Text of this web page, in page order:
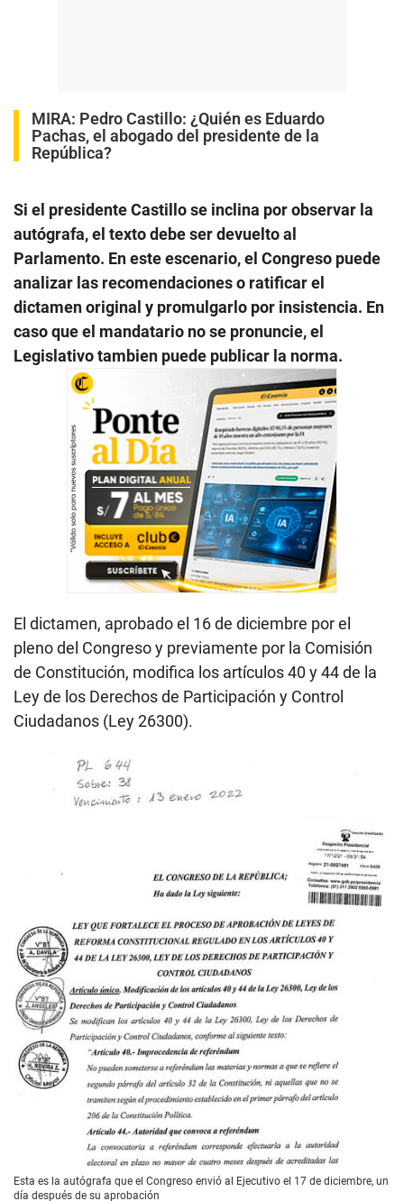
MIRA: Pedro Castillo: ¿Quién es Eduardo
Pachas, el abogado del presidente de la
República?
Si el presidente Castillo se inclina por observar la
autógrafa, el texto debe ser devuelto al
Parlamento. En este escenario, el Congreso puede
analizar las recomendaciones o ratificar el
dictamen original y promulgarlo por insistencia. En
caso que el mandatario no se pronuncie, el
Legislativo tambien puede publicar la norma.
El dictamen, aprobado el 16 de diciembre por el
pleno del Congreso y previamente por la Comisión
de Constitución, modifica los artículos 40 y 44 de la
Ley de los Derechos de Participación y Control
Ciudadanos (Ley 26300).
Esta es la autógrafa que el Congreso envió al Ejecutivo el 17 de diciembre, un
día después de su aprobación